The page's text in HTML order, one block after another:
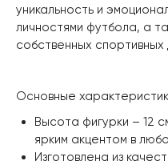
уникальность и
личностями футбола, а
собственных спортивных
Основные
Высота фигурки – 12
ярким акцентом в
Изготовлена из